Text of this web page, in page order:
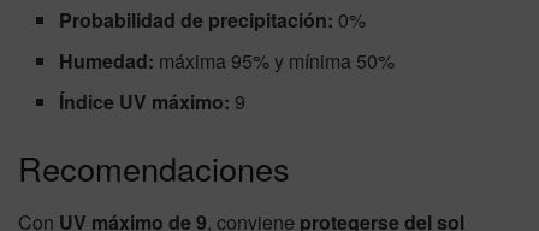
Probabilidad de precipitación: 0%
Humedad: máxima 95% y mínima 50%
Índice UV máximo: 9
Recomendaciones
Con UV máximo de 9, conviene protegerse del sol